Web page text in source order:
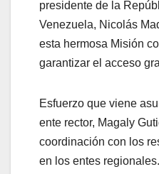
presidente de la
Venezuela, Nicolás
esta hermosa Misión
garantizar el acceso
Esfuerzo que viene
ente rector, Magaly
coordinación con los
en los entes regionales.